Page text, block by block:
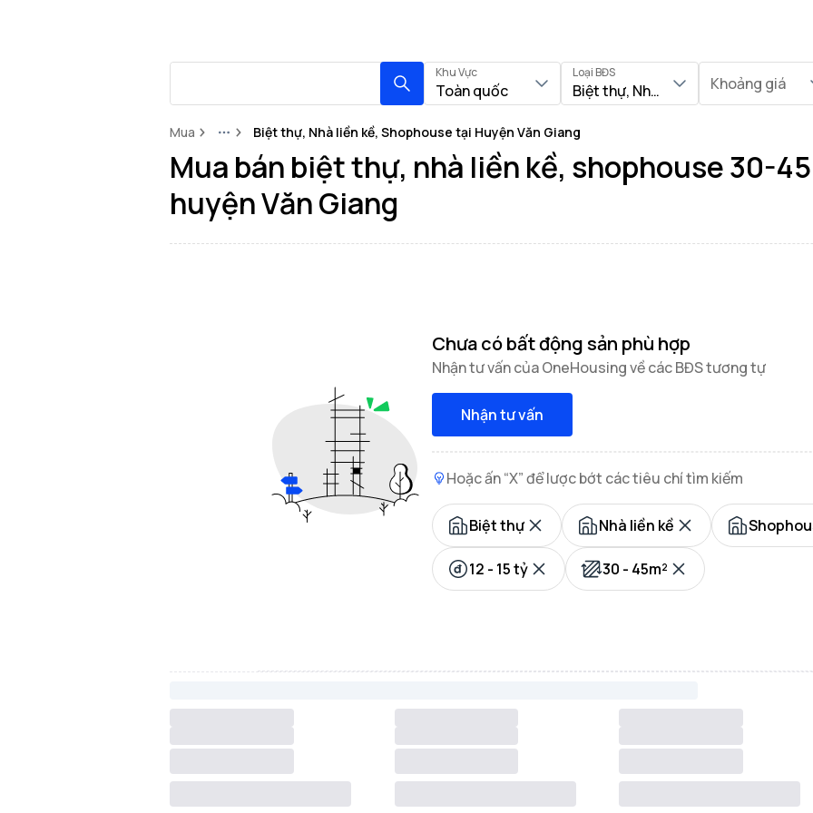
Khu Vực
Toàn quốc
Loại BĐS
Biệt thự, Nhà liền kề, Shophouse
Khoảng giá
Mua MoreBiệt thự, Nhà liền kề, Shophouse tại Huyện Văn Giang
Mua bán biệt thự, nhà liền kề, shophouse 30-
huyện Văn Giang
Chưa có bất động sản phù hợp
Nhận tư vấn của OneHousing về các BĐS tương tự
Nhận tư vấn
Hoặc ấn “X” để lược bớt các tiêu chí tìm kiếm
Biệt thự Nhà liền kề
12 - 15 tỷ 30 - 45m²